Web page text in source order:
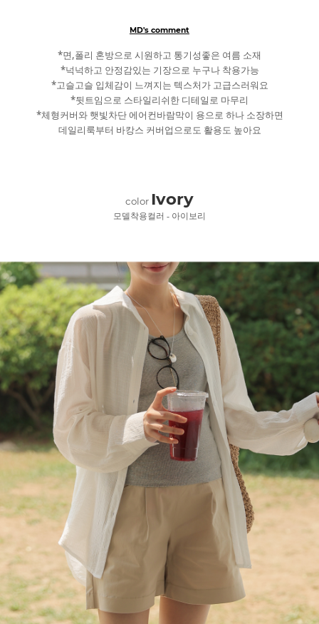
MD's comment
*면,폴리 혼방으로 시원하고 통기성좋은 여름 소재
*넉넉하고 안정감있는 기장으로 누구나 착용가능
*고슬고슬 입체감이 느껴지는 텍스처가 고급스러워요
*뒷트임으로 스타일리쉬한 디테일로 마무리
*체형커버와 햇빛차단 에어컨바람막이 용으로 하나 소장하면
데일리룩부터 바캉스 커버업으로도 활용도 높아요
color Ivory
모델착용컬러 - 아이보리